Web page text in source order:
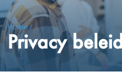
Home /
Privacy beleid